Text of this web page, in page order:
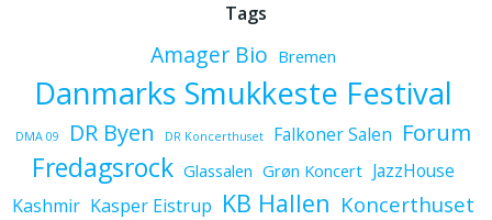
Tags
Amager Bio Bremen
Danmarks Smukkeste Festival
DMA 09 DR Byen DR Koncerthuset Falkoner Salen Forum
Fredagsrock Glassalen Grøn Koncert JazzHouse
Kashmir Kasper Eistrup KB Hallen Koncerthuset